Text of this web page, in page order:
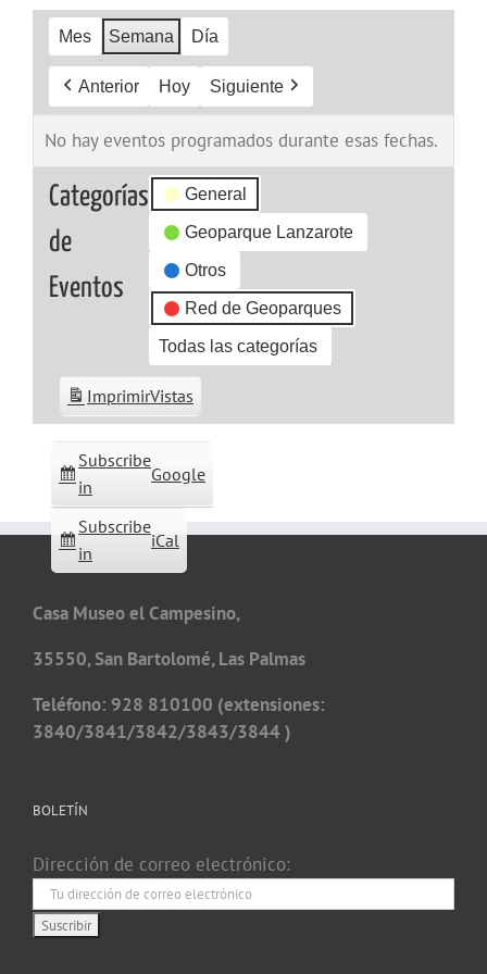
Mes Semana Día
Anterior Hoy Siguiente
No hay eventos programados durante esas fechas.
Categorías
de
Eventos
General
Geoparque Lanzarote
Otros
Red de Geoparques
Todas las categorías
Subscribe
in
Google
Subscribe
in
iCal
ImprimirVistas
Casa Museo el Campesino,
35550, San Bartolomé, Las Palmas
Teléfono: 928 810100 (extensiones:
3840/3841/3842/3843/3844 )
BOLETÍN
Dirección de correo electrónico: